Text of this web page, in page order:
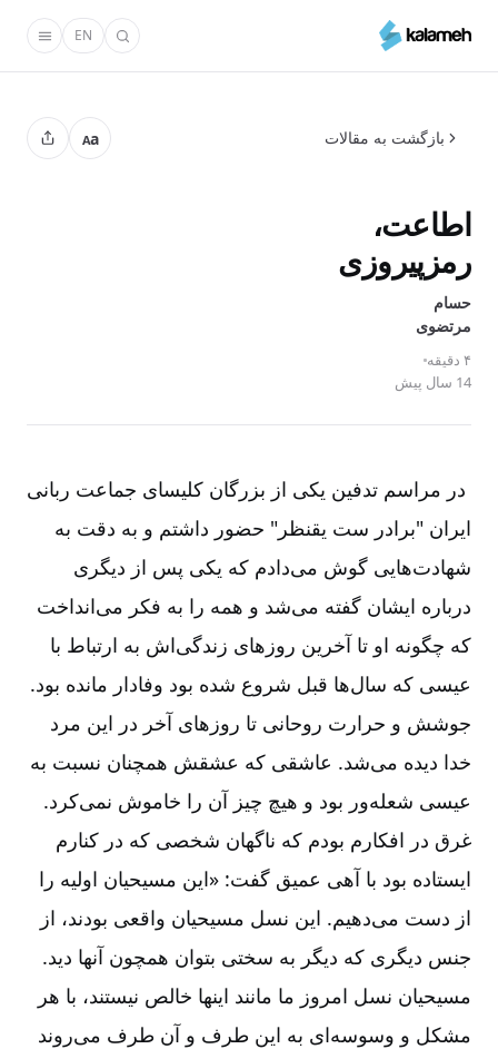
محتوای
EN
بازگشت به مقالات Aa
اطاعت،
رمزپیروزی
حسام
مرتضوی
۴ دقیقه
14 سال پیش
در مراسم تدفین یکی از بزرگان کلیسای جماعت ربانی
ایران "برادر ست یقنظر" حضور داشتم و به دقت به
شهادت‌هایی گوش می‌دادم که یکی پس از دیگری
درباره ایشان گفته می‌شد و همه را به فکر می‌انداخت
که چگونه او تا آخرین روزهای زندگی‌اش به ارتباط با
عیسی که سال‌ها قبل شروع شده بود وفادار مانده بود.
جوشش و حرارت روحانی تا روزهای آخر در این مرد
خدا دیده می‌شد. عاشقی که عشقش همچنان نسبت به
عیسی شعله‌ور بود و هیچ چیز آن را خاموش نمی‌کرد.
غرق در افکارم بودم که ناگهان شخصی که در کنارم
ایستاده بود با آهی عمیق گفت: «این مسیحیان اولیه را
از دست می‌دهیم. این نسل مسیحیان واقعی بودند، از
جنس دیگری که دیگر به سختی بتوان همچون آنها دید.
مسیحیان نسل امروز ما مانند اینها خالص نیستند، با هر
مشکل و وسوسه‌ای به این طرف و آن طرف می‌روند